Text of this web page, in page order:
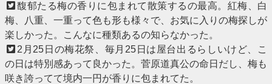
馥郁たる梅の香りに包まれて散策するの最高。紅梅、白
梅、八重、一重って色も形も様々で、お気に入りの梅探しが
楽しかった。こんなに種類あるの知らなかった。
2月25日の梅花祭、毎月25日は屋台出るらしいけど、こ
の日は特別感あって良かった。菅原道真公の命日だし、梅も
咲き誇ってて境内一円が香りに包まれてた。